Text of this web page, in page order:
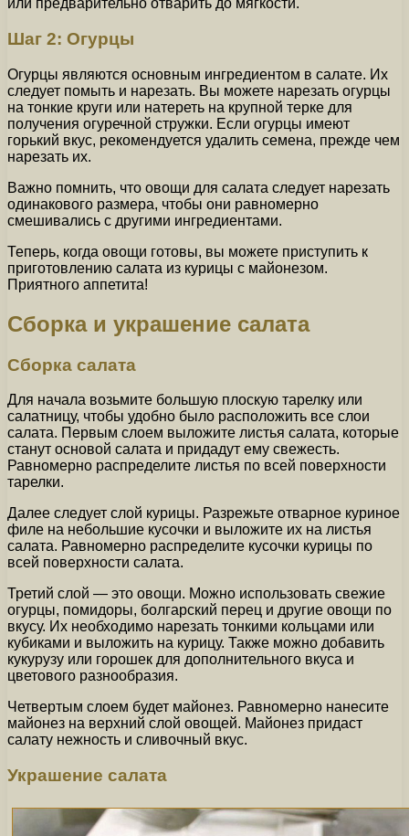
или предварительно отварить до мягкости.
Шаг 2: Огурцы
Огурцы являются основным ингредиентом в салате. Их
следует помыть и нарезать. Вы можете нарезать огурцы
на тонкие круги или натереть на крупной терке для
получения огуречной стружки. Если огурцы имеют
горький вкус, рекомендуется удалить семена, прежде чем
нарезать их.
Важно помнить, что овощи для салата следует нарезать
одинакового размера, чтобы они равномерно
смешивались с другими ингредиентами.
Теперь, когда овощи готовы, вы можете приступить к
приготовлению салата из курицы с майонезом.
Приятного аппетита!
Сборка и украшение салата
Сборка салата
Для начала возьмите большую плоскую тарелку или
салатницу, чтобы удобно было расположить все слои
салата. Первым слоем выложите листья салата, которые
станут основой салата и придадут ему свежесть.
Равномерно распределите листья по всей поверхности
тарелки.
Далее следует слой курицы. Разрежьте отварное куриное
филе на небольшие кусочки и выложите их на листья
салата. Равномерно распределите кусочки курицы по
всей поверхности салата.
Третий слой — это овощи. Можно использовать свежие
огурцы, помидоры, болгарский перец и другие овощи по
вкусу. Их необходимо нарезать тонкими кольцами или
кубиками и выложить на курицу. Также можно добавить
кукурузу или горошек для дополнительного вкуса и
цветового разнообразия.
Четвертым слоем будет майонез. Равномерно нанесите
майонез на верхний слой овощей. Майонез придаст
салату нежность и сливочный вкус.
Украшение салата